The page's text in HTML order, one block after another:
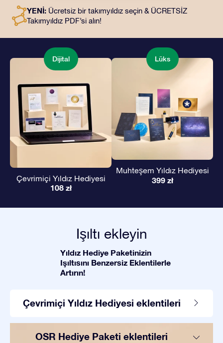
yoludur.
YENİ: Ücretsiz bir takımyıldız seçin & ÜCRETSİZ
Takımyıldız PDF’si alın!
Dijital
Çevrimiçi Yıldız Hediyesi
108 zł
Lüks
Muhteşem Yıldız Hediyesi
399 zł
Işıltı ekleyin
Yıldız Hediye Paketinizin
Işıltısını Benzersiz Eklentilerle
Artırın!
Çevrimiçi Yıldız Hediyesi eklentileri
OSR Hediye Paketi eklentileri